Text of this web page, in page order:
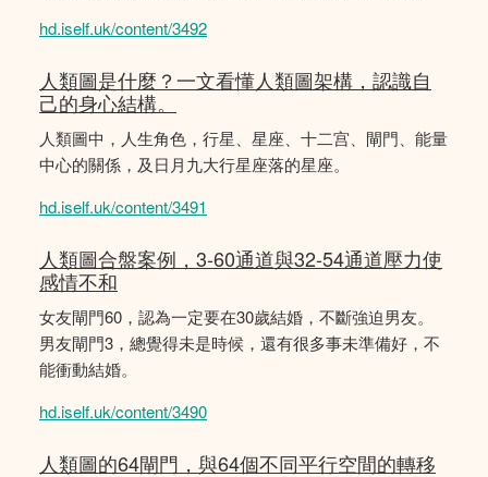
hd.iself.uk/content/3492
人類圖是什麼？一文看懂人類圖架構，認識自
己的身心結構。
人類圖中，人生角色，行星、星座、十二宫、閘門、能量
中心的關係，及日月九大行星座落的星座。
hd.iself.uk/content/3491
人類圖合盤案例，3-60通道與32-54通道壓力使
感情不和
女友閘門60，認為一定要在30歲結婚，不斷強迫男友。
男友閘門3，總覺得未是時候，還有很多事未準備好，不
能衝動結婚。
hd.iself.uk/content/3490
人類圖的64閘門，與64個不同平行空間的轉移